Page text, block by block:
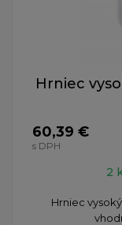
Hrniec
60,39 €
s DPH
2
Hrniec